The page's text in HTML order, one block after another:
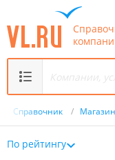
Справочник /
По рейтингу